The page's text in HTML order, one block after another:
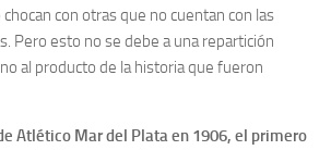
con otras que no cuentan con las
Pero esto no se debe a una repartición
al producto de la historia que fueron
Atlético Mar del Plata en 1906, el primero